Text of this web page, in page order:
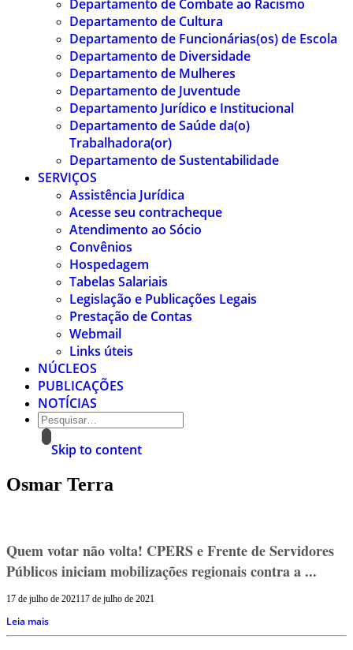
Departamento de Combate ao Racismo
Departamento de Cultura
Departamento de Funcionárias(os) de Escola
Departamento de Diversidade
Departamento de Mulheres
Departamento de Juventude
Departamento Jurídico e Institucional
Departamento de Saúde da(o)
Trabalhadora(or)
Departamento de Sustentabilidade
SERVIÇOS
Assistência Jurídica
Acesse seu contracheque
Atendimento ao Sócio
Convênios
Hospedagem
Tabelas Salariais
Legislação e Publicações Legais
Prestação de Contas
Webmail
Links úteis
NÚCLEOS
PUBLICAÇÕES
NOTÍCIAS
Skip to content
Osmar Terra
Quem votar não volta! CPERS e Frente de Servidores
Públicos iniciam mobilizações regionais contra a ...
17 de julho de 202117 de julho de 2021
Leia mais